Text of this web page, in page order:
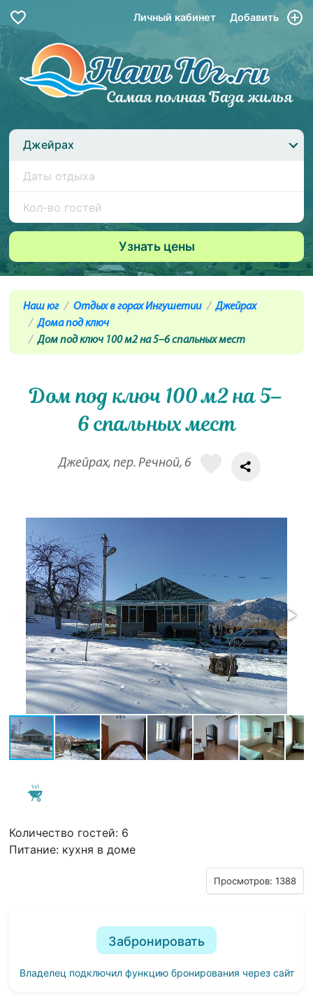
Личный кабинет Добавить
Джейрах
Наш юг Отдых в горах Ингушетии
Джейрах
Дома под ключ
Дом под ключ 100 м2 на 5–6 спальных мест
Дом под ключ 100 м2 на 5–
6 спальных мест
Джейрах, пер. Речной, 6
Количество гостей: 6
Питание: кухня в доме
Просмотров: 1388
Забронировать
Владелец подключил функцию бронирования через сайт